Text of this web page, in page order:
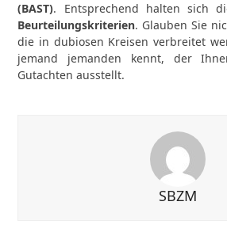
(BAST). Entsprechend halten sich
Beurteilungskriterien. Glauben Sie
die in dubiosen Kreisen verbreitet
jemand jemanden kennt, der
Gutachten ausstellt.
SBZM